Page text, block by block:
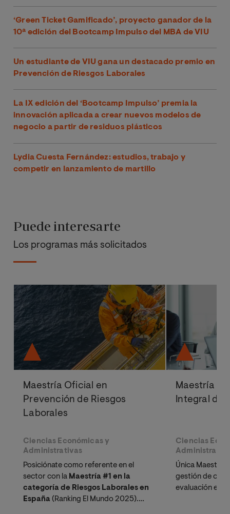
‘Green Ticket Gamificado’, proyecto ganador de la
10ª edición del Bootcamp Impulso del MBA de VIU
Un estudiante de VIU gana un destacado premio en
Prevención de Riesgos Laborales
La IX edición del ‘Bootcamp Impulso’ premia la
innovación aplicada a crear nuevos modelos de
negocio a partir de residuos plásticos
Lydia Cuesta Fernández: estudios, trabajo y
competir en lanzamiento de martillo
Puede interesarte
Los programas más solicitados
Maestría Oficial en
Prevención de Riesgos
Laborales
Ciencias Económicas y
Administrativas
Posiciónate como referente en el
sector con la Maestría #1 en la
categoría de Riesgos Laborales en
España (Ranking El Mundo 2025).
Maestría
Integral de
Ciencias
Única Maestría
gestión de
evaluación en